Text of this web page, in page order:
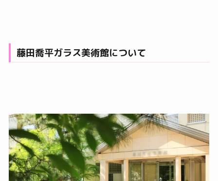
藤田喬平ガラス美術館について